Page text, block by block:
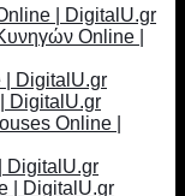
| DigitalU.gr
Online |
| DigitalU.gr
DigitalU.gr
Online |
DigitalU.gr
| DigitalU.gr